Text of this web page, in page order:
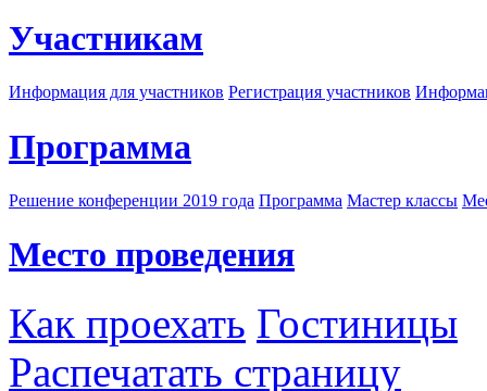
Участникам
Информация для участников Регистрация участников
Программа
Решение конференции 2019 года Программа Мастер классы
Место проведения
Как проехать Гостиницы
Распечатать страницу